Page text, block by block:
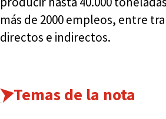
más de 2000 empleos, entre
directos e indirectos.
Temas de la nota